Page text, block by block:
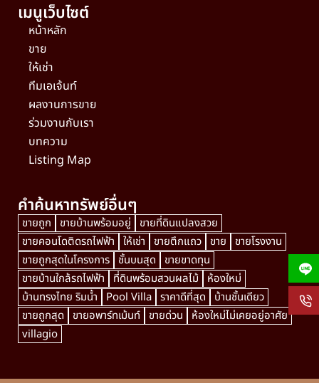
เมนูเว็บไซต์
หน้าหลัก
ขาย
ให้เช่า
ทีมเอเจ้นท์
ผลงานการขาย
ร่วมงานกับเรา
บทความ
Listing Map
คำค้นหาทรัพย์อื่นๆ
ขายถูก ขายบ้านพร้อมอยู่
ขายที่ดินแปลงสวย
ขายคอนโดติดรถไฟฟ้า ให้เช่า ขายตึกแถว ขาย
ขายโรงงาน
ขายถูกสุดในโครงการ ชั้นบนสุด
ขายขาดทุน
ขายบ้านใกล้รถไฟฟ้า
ที่ดินพร้อมสวนผลไม้
ห้องใหม่
บ้านทรงไทย ริมน้ำ
Pool Villa ราคาดีที่สุด
บ้านชั้นเดียว
ขายถูกสุด
ขายอพาร์ทเม้นท์ ขายด่วน
ห้องใหม่ไม่เคยอยู่อาศัย
villagio